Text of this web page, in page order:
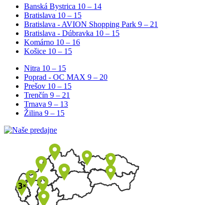
Banská Bystrica 10 – 14
Bratislava 10 – 15
Bratislava - AVION Shopping Park 9 – 21
Bratislava - Dúbravka 10 – 15
Komárno 10 – 16
Košice 10 – 15
Nitra 10 – 15
Poprad - OC MAX 9 – 20
Prešov 10 – 15
Trenčín 9 – 21
Trnava 9 – 13
Žilina 9 – 15